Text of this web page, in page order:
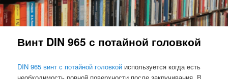
Винт DIN 965 с потайной головкой
DIN 965 винт с потайной головкой используется когда есть